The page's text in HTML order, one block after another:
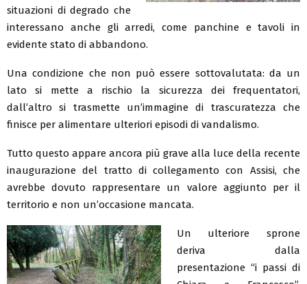
situazioni di degrado che
interessano anche gli arredi, come panchine e tavoli in
evidente stato di abbandono.
Una condizione che non può essere sottovalutata: da un
lato si mette a rischio la sicurezza dei frequentatori,
dall’altro si trasmette un’immagine di trascuratezza che
finisce per alimentare ulteriori episodi di vandalismo.
Tutto questo appare ancora più grave alla luce della recente
inaugurazione del tratto di collegamento con Assisi, che
avrebbe dovuto rappresentare un valore aggiunto per il
territorio e non un’occasione mancata.
Un ulteriore sprone
deriva dalla
presentazione “i passi di